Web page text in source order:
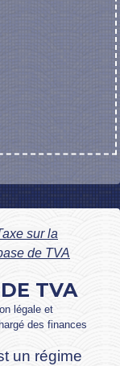
sur la
de TVA
TVA
légale et
des finances
un régime